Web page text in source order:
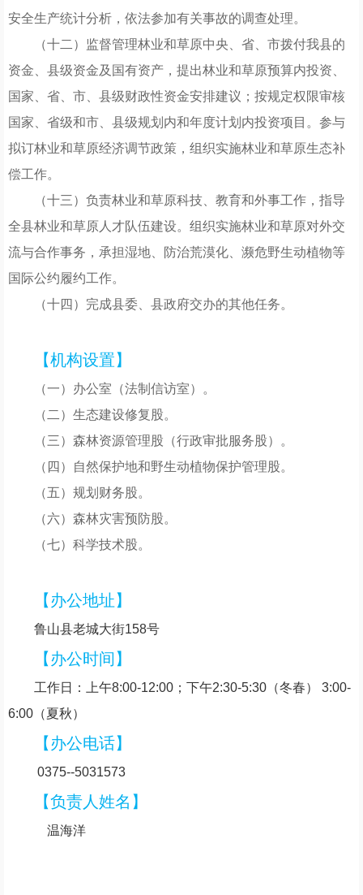
安全生产统计分析，依法参加有关事故的调查处理。
（十二）监督管理林业和草原中央、省、市拨付我县的
资金、县级资金及国有资产，提出林业和草原预算内投资、
国家、省、市、县级财政性资金安排建议；按规定权限审核
国家、省级和市、县级规划内和年度计划内投资项目。参与
拟订林业和草原经济调节政策，组织实施林业和草原生态补
偿工作。
（十三）负责林业和草原科技、教育和外事工作，指导
全县林业和草原人才队伍建设。组织实施林业和草原对外交
流与合作事务，承担湿地、防治荒漠化、濒危野生动植物等
国际公约履约工作。
（十四）完成县委、县政府交办的其他任务。
【机构设置】
（一）办公室（法制信访室）。
（二）生态建设修复股。
（三）森林资源管理股（行政审批服务股）。
（四）自然保护地和野生动植物保护管理股。
（五）规划财务股。
（六）森林灾害预防股。
（七）科学技术股。
【办公地址】
鲁山县老城大街158号
【办公时间】
工作日：上午8:00-12:00；下午2:30-5:30（冬春） 3:00-
6:00（夏秋）
【办公电话】
0375--5031573
【负责人姓名】
温海洋